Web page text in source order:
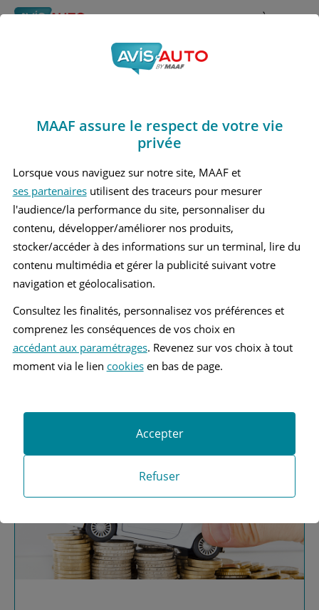
Rechercher À propos
Obtenir un devis d'assurance auto MAAF
Avis Mercedes benz
Marques>Mercedes benz > Glb200
MERCEDES BENZ GLB200 1 GRAND SUV
Vous recherchez une
Obtenez vos devis MAAF
MAAF assure le respect de votre vie
privée
Lorsque vous naviguez sur notre site, MAAF et
ses partenairesutilisent des traceurs pour mesurer
l'audience/la performance du site, personnaliser du
contenu, développer/améliorer nos produits,
stocker/accéder à des informations sur un terminal, lire du
contenu multimédia et gérer la publicité suivant votre
navigation et géolocalisation.
Consultez les finalités, personnalisez vos préférences et
comprenez les conséquences de vos choix en
accédant aux paramétrages. Revenez sur vos choix à tout
moment via le lien cookiesen bas de page.
Refuser
Accepter